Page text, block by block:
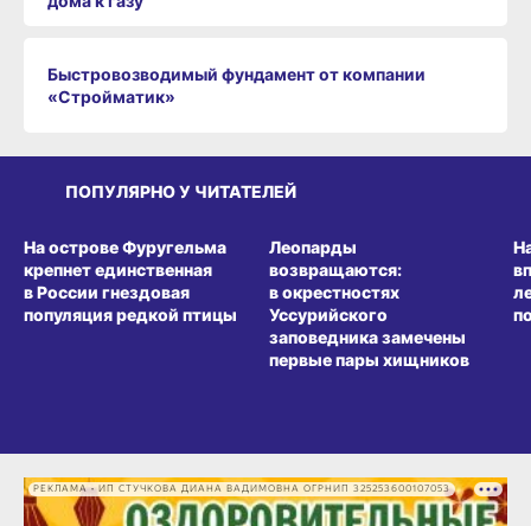
Быстровозводимый фундамент от компании
«Стройматик»
ПОПУЛЯРНО У ЧИТАТЕЛЕЙ
На острове Фуругельма
крепнет единственная
в России гнездовая
популяция редкой птицы
Леопарды
возвращаются:
в окрестностях
Уссурийского
заповедника замечены
первые пары хищников
РЕКЛАМА • ИП СТУЧКОВА ДИАНА ВАДИМОВНА ОГРНИП 325253600107053